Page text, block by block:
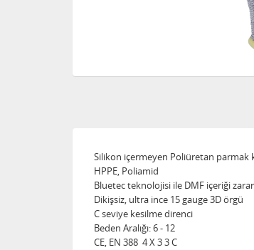
Silikon içermeyen Poliüretan parmak
HPPE, Poliamid
Bluetec teknolojisi ile DMF içeriği
Dikişsiz, ultra ince 15 gauge 3D örgü
C seviye kesilme direnci
Beden Aralığı: 6 - 12
CE, EN 388 4 X 3 3 C